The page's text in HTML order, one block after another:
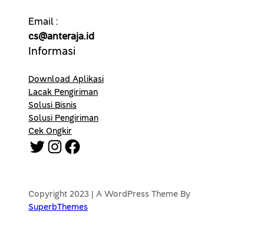
Email :
cs@anteraja.id
Informasi
Download Aplikasi
Lacak Pengiriman
Solusi Bisnis
Solusi Pengiriman
Cek Ongkir
Twitter Instagram Facebook
Copyright 2023 | A WordPress Theme By
SuperbThemes